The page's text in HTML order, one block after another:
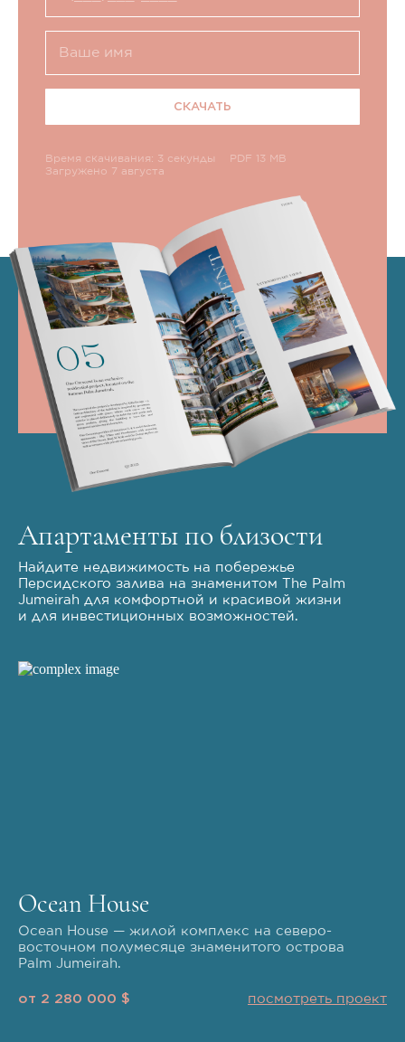
СКАЧАТЬ
Время скачивания: 3 секунды
PDF 13 MB
Загружено 7 августа
Апартаменты по близости
Найдите недвижимость на побережье
Персидского залива на знаменитом The Palm
Jumeirah для комфортной и красивой жизни
и для инвестиционных возможностей.
Ocean House
Ocean House — жилой комплекс на северо-
восточном полумесяце знаменитого острова
Palm Jumeirah.
от 2 280 000 $ посмотреть проект